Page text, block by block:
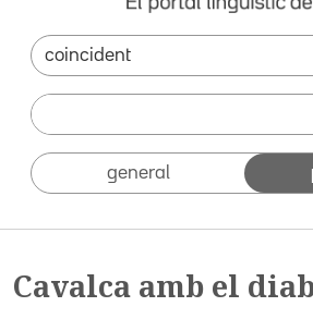
general
Cavalca amb el